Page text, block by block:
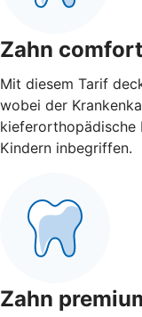
Zahn
Mit diesem Tarif
wobei der
kieferorthopädische
Kindern inbegriffen.
Zahn